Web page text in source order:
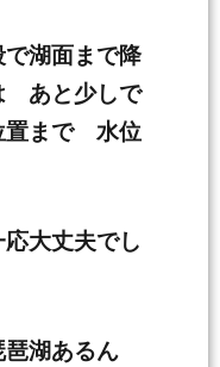
湖面まで降
あと少しで
置まで 水位
応大丈夫でし
湖あるん